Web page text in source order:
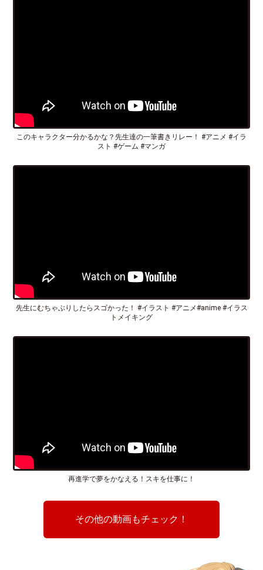
このキャラクター分かるかな？先生達の一筆書きリレー！ #アニメ #イラ
スト #ゲーム #マンガ
先生にむちゃぶりしたらスゴかった！ #イラスト #アニメ#anime #イラス
トメイキング
再進学で夢をかなえる！スキを仕事に！
その他の動画もチェック！